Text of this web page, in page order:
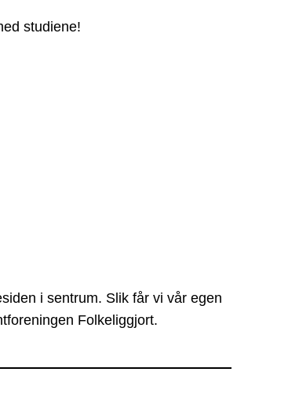
studiene!
i sentrum. Slik får vi vår egen
Folkeliggjort.